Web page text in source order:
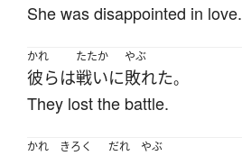
She was disappointed in love.
かれ
彼らは
たたか
戦いに
やぶ
敗れた。
They lost the battle.
かれ
きろく だれ やぶ